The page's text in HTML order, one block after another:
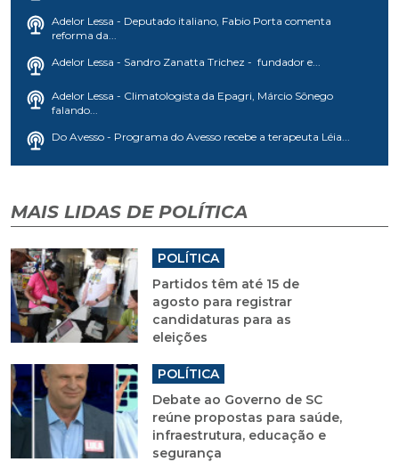
Adelor Lessa - Deputado italiano, Fabio Porta comenta
reforma da...
Adelor Lessa - Sandro Zanatta Trichez - fundador e...
Adelor Lessa - Climatologista da Epagri, Márcio Sônego
falando...
Do Avesso - Programa do Avesso recebe a terapeuta Léia...
MAIS LIDAS DE POLÍTICA
POLÍTICA
Partidos têm até 15 de
agosto para registrar
candidaturas para as
eleições
POLÍTICA
Debate ao Governo de SC
reúne propostas para saúde,
infraestrutura, educação e
segurança